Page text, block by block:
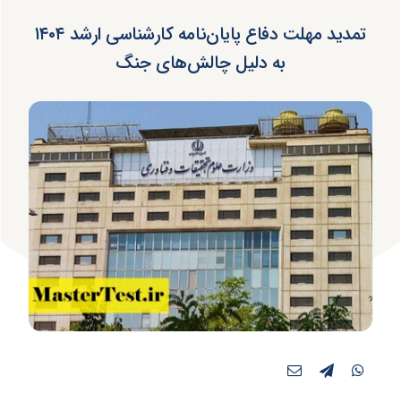
تمدید مهلت دفاع پایان‌نامه کارشناسی ارشد ۱۴۰۴
به دلیل چالش‌های جنگ